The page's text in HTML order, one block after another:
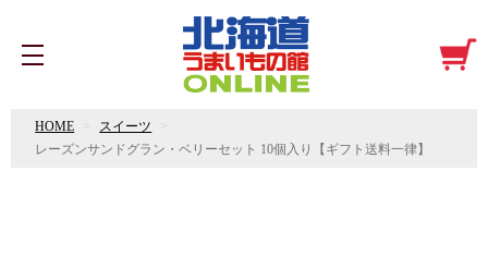
HOME
スイーツ
レーズンサンドグラン・ベリーセット 10個入り【ギフト送料一律】